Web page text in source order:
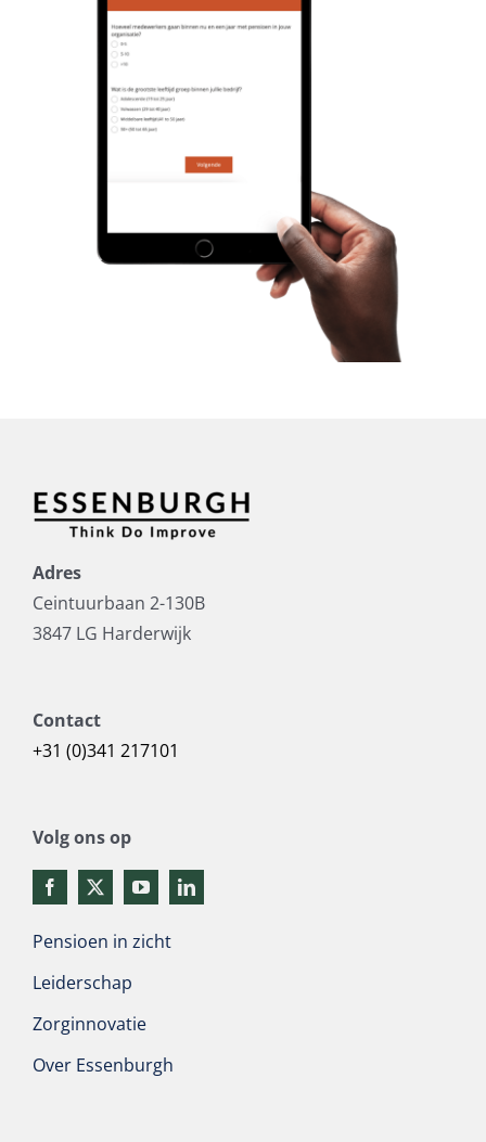
Adres
Ceintuurbaan 2-130B
3847 LG Harderwijk
Contact
+31 (0)341 217101
Volg ons op
Pensioen in zicht
Leiderschap
Zorginnovatie
Over Essenburgh